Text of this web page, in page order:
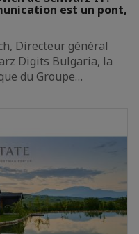
est un pont,
Directeur général
Digits Bulgaria, la
du Groupe…